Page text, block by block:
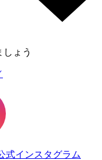
しょう
式インスタグラム